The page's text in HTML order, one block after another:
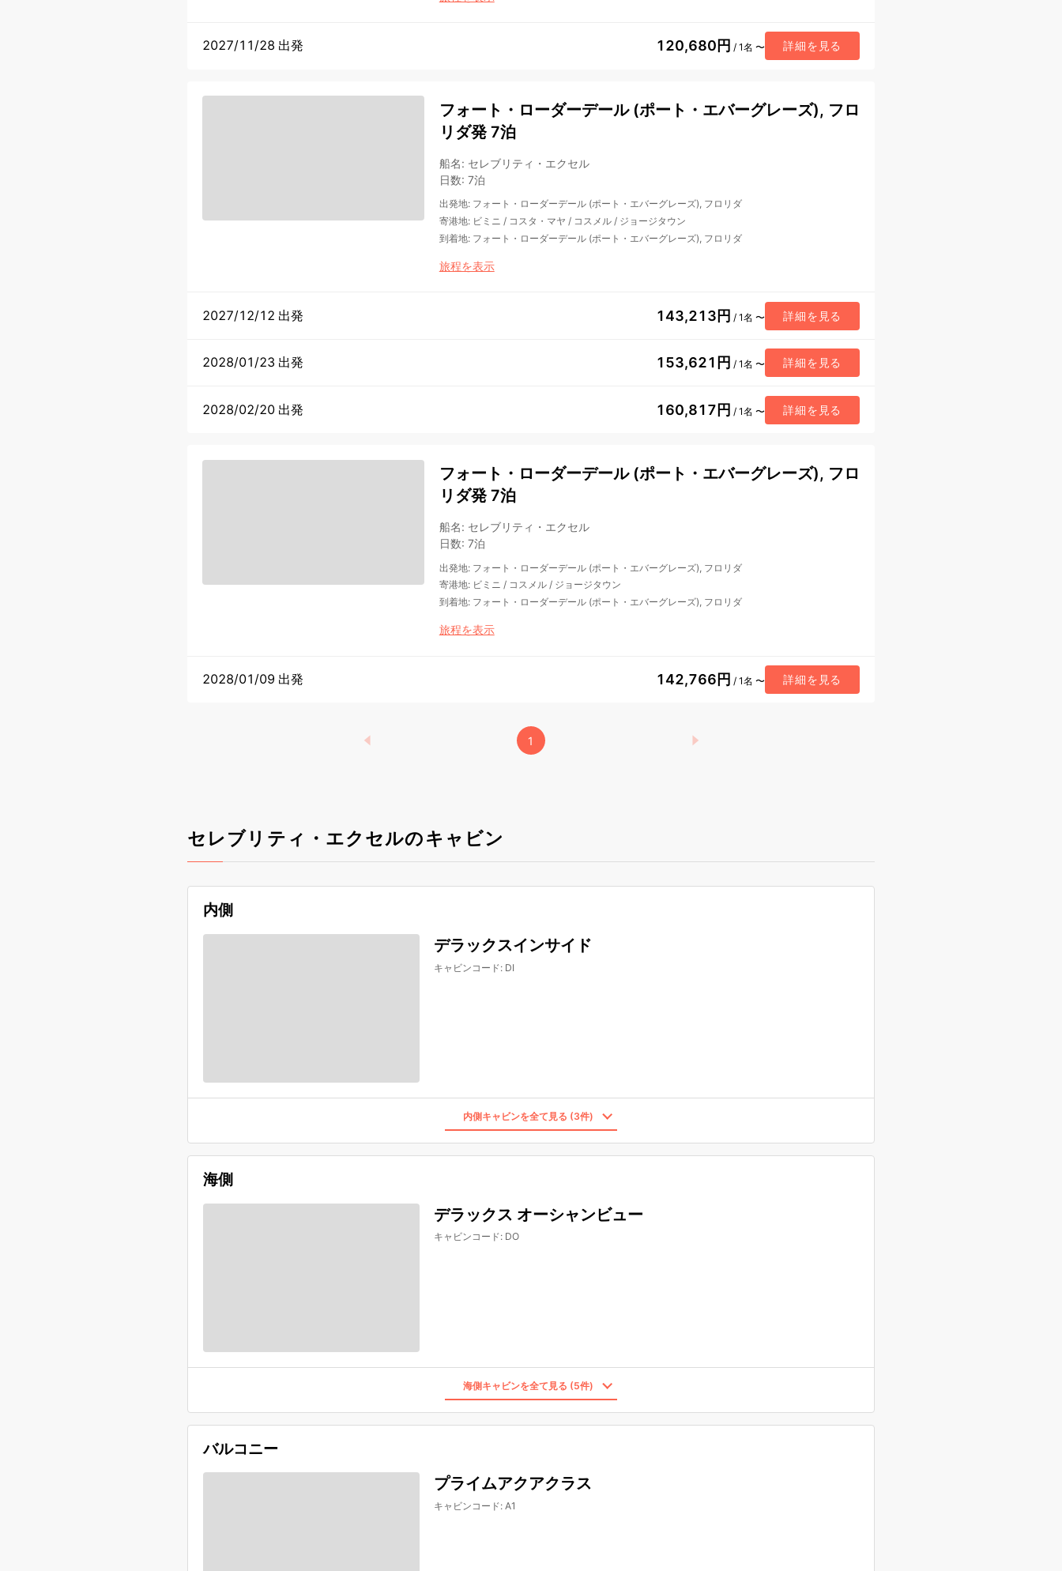
2027/11/28 出発 120,680円 / 1名 〜 詳細を見る
フォート・ローダーデール (ポート・エバーグレーズ), フロ
リダ発 7泊
船名: セレブリティ・エクセル
日数: 7泊
出発地: フォート・ローダーデール (ポート・エバーグレーズ), フロリダ
寄港地: ビミニ / コスタ・マヤ / コスメル/ ジョージタウン
到着地: フォート・ローダーデール (ポート・エバーグレーズ), フロリダ
旅程を表示
2027/12/12 出発 143,213円 / 1名 〜 詳細を見る
2028/01/23 出発 153,621円 / 1名 〜 詳細を見る
2028/02/20 出発 160,817円 / 1名 〜 詳細を見る
フォート・ローダーデール (ポート・エバーグレーズ), フロ
リダ発 7泊
船名: セレブリティ・エクセル
日数: 7泊
出発地: フォート・ローダーデール (ポート・エバーグレーズ), フロリダ
寄港地: ビミニ / コスメル/ ジョージタウン
到着地: フォート・ローダーデール (ポート・エバーグレーズ), フロリダ
旅程を表示
2028/01/09 出発 142,766円 / 1名 〜 詳細を見る
1
セレブリティ・エクセルのキャビン
内側
デラックスインサイド
キャビンコード: DI
内側キャビンを全て見る (3件)
海側
デラックス オーシャンビュー
キャビンコード: DO
海側キャビンを全て見る (5件)
バルコニー
プライムアクアクラス
キャビンコード:A1